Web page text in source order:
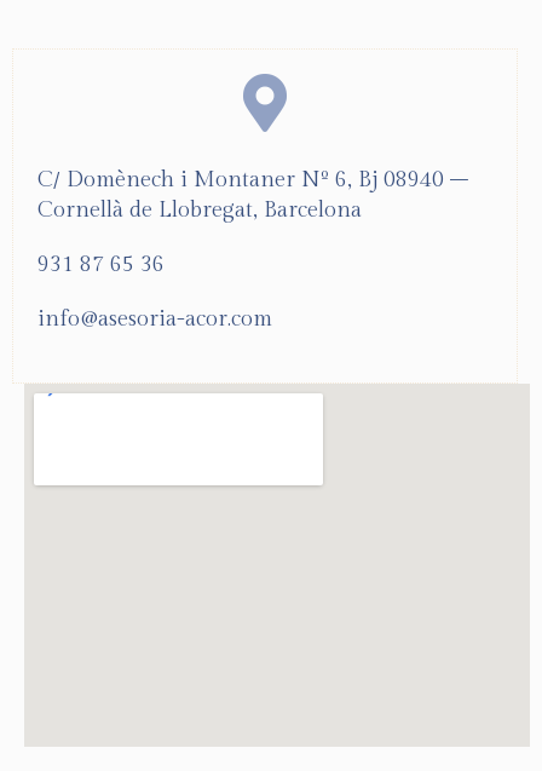
C/ Domènech i Montaner Nº 6, Bj 08940 –
Cornellà de Llobregat, Barcelona
931 87 65 36
info@asesoria-acor.com